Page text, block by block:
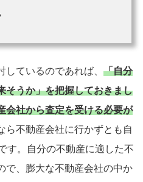
ているのであれば、 「自分
そうか」を把握しておきまし
会社から査定を受ける必要が
ら不動産会社に行かずとも自
す。自分の不動産に適した不
で、膨大な不動産会社の中か